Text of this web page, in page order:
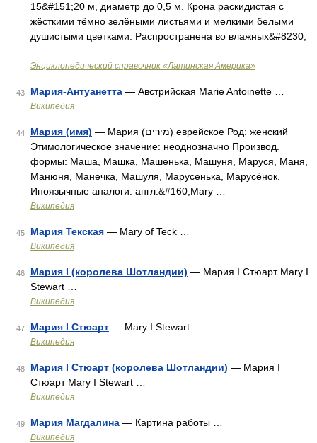
15&#151;20 м, диаметр до 0,5 м. Крона раскидистая с
жёсткими тёмно зелёными листьями и мелкими белыми
душистыми цветками. Распространена во влажных&#8230;
Энциклопедический справочник «Латинская Америка»
43 Мария-Антуанетта — Австрийская Marie Antoinette …
Википедия
44 Мария (имя) — Мария (מירים) еврейское Род: женский
Этимологическое значение: неоднозначно Производ.
формы: Маша, Машка, Машенька, Машуня, Маруся, Маня,
Манюня, Манечка, Машуля, Марусенька, Марусёнок.
Иноязычные аналоги: англ.&#160;Mary …
Википедия
45 Мария Текская — Mary of Teck …
Википедия
46 Мария I (королева Шотландии) — Мария I Стюарт Mary I
Stewart …
Википедия
47 Мария I Стюарт — Mary I Stewart …
Википедия
48 Мария I Стюарт (королева Шотландии) — Мария I
Стюарт Mary I Stewart …
Википедия
49 Мария Магдалина — Картина работы …
Википедия